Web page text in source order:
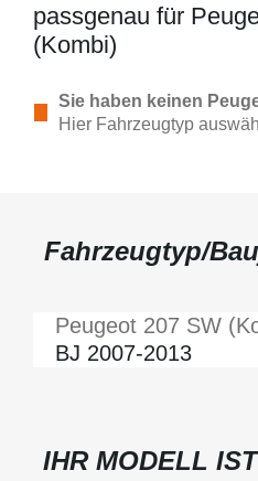
passgenau für
(Kombi)
Sie haben keinen
Hier Fahrzeugtyp
Fahrzeugtyp/
Peugeot 207 SW
BJ 2007-2013
IHR MODELL